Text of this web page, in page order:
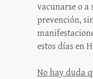
vacunarse o a
prevención,
estos días en
No hay duda